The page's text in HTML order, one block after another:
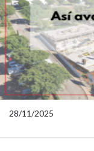
28/11/2025